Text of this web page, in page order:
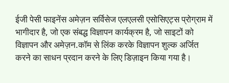
ईजी पेसी फाइनेंस अमेज़न सर्विसेज एलएलसी एसोसिएट्स प्रोग्राम में
भागीदार है, जो एक संबद्ध विज्ञापन कार्यक्रम है, जो साइटों को
विज्ञापन और अमेज़न.कॉम से लिंक करके विज्ञापन शुल्क अर्जित
करने का साधन प्रदान करने के लिए डिज़ाइन किया गया है।